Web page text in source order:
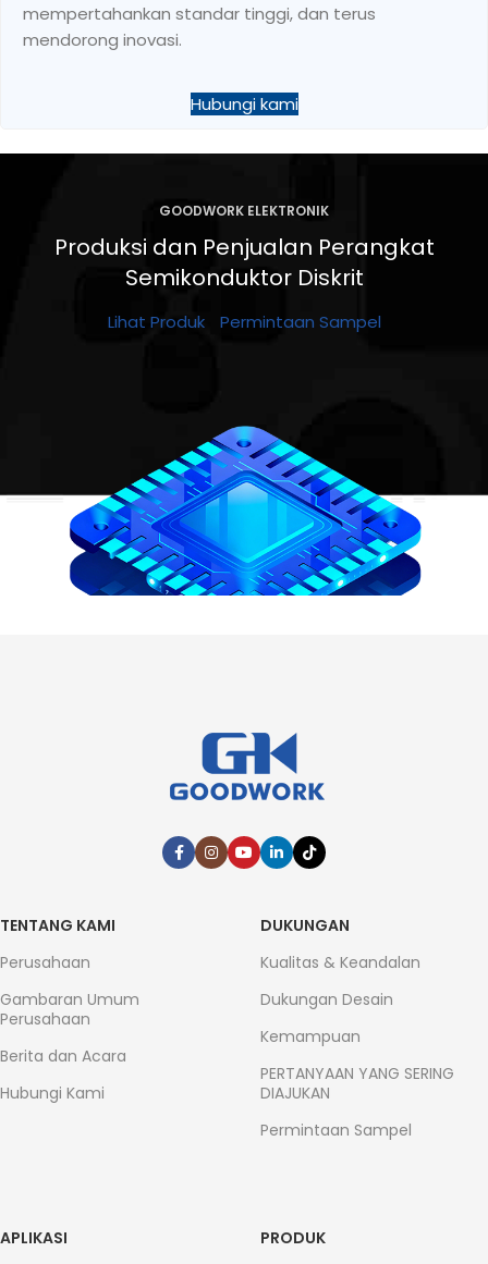
Semikonduktor Diskrit
Lihat Produk Permintaan Sampel
Gambaran Umum
Hubungi Kami
DUKUNGAN
Dukungan Desain
Kemampuan
PERTANYAAN YANG SERING
Konsumen
Penyearah Jembatan